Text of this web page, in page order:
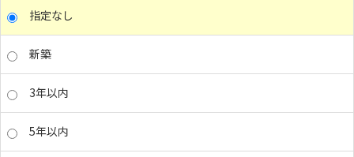
指定なし
新築
3年以内
5年以内